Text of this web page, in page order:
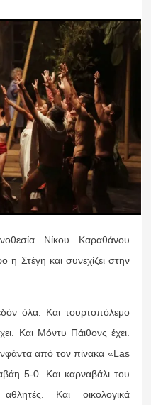
Νίκου Καραθάνου
Στέγη και συνεχίζει στην
όλα. Και τουρτοπόλεμο
Και Μόντυ Πάιθονς έχει.
από τον πίνακα «Las
5-0. Και καρναβάλι του
Και οικολογικά